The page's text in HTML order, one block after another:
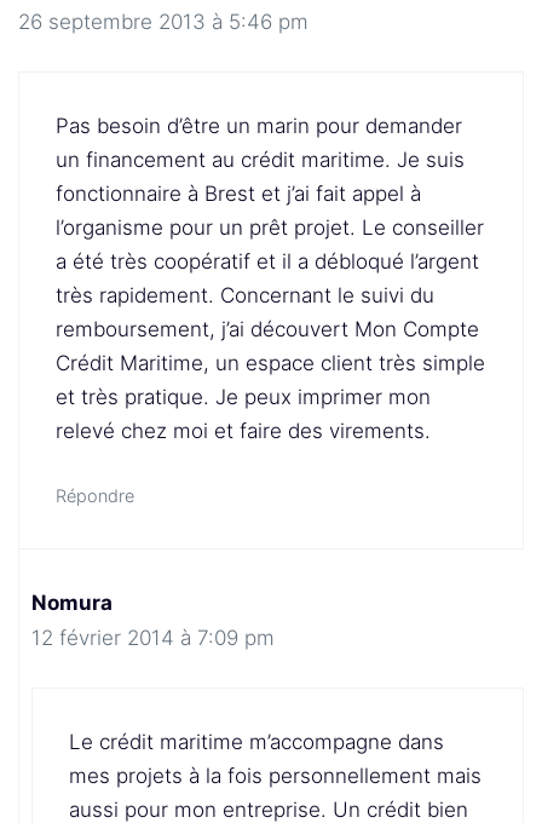
26 septembre 2013 à 5:46 pm
Pas besoin d’être un marin pour demander
un financement au crédit maritime. Je suis
fonctionnaire à Brest et j’ai fait appel à
l’organisme pour un prêt projet. Le conseiller
a été très coopératif et il a débloqué l’argent
très rapidement. Concernant le suivi du
remboursement, j’ai découvert Mon Compte
Crédit Maritime, un espace client très simple
et très pratique. Je peux imprimer mon
relevé chez moi et faire des virements.
Répondre
Nomura
12 février 2014 à 7:09 pm
Le crédit maritime m’accompagne dans
mes projets à la fois personnellement mais
aussi pour mon entreprise. Un crédit bien